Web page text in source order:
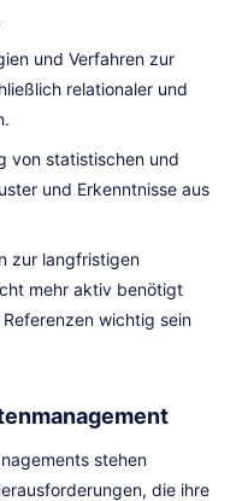
und Verfahren zur
relationaler und
von statistischen und
und Erkenntnisse aus
zur langfristigen
mehr aktiv benötigt
wichtig sein
stehen
die ihre